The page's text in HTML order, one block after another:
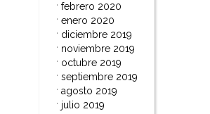
febrero 2020
enero 2020
diciembre 2019
noviembre 2019
octubre 2019
septiembre 2019
agosto 2019
julio 2019